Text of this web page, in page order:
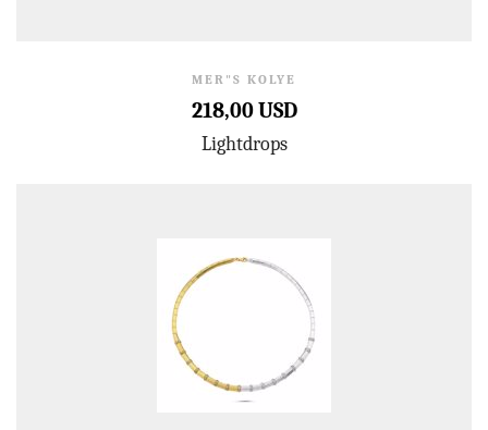
MER"S KOLYE
218,00 USD
Lightdrops